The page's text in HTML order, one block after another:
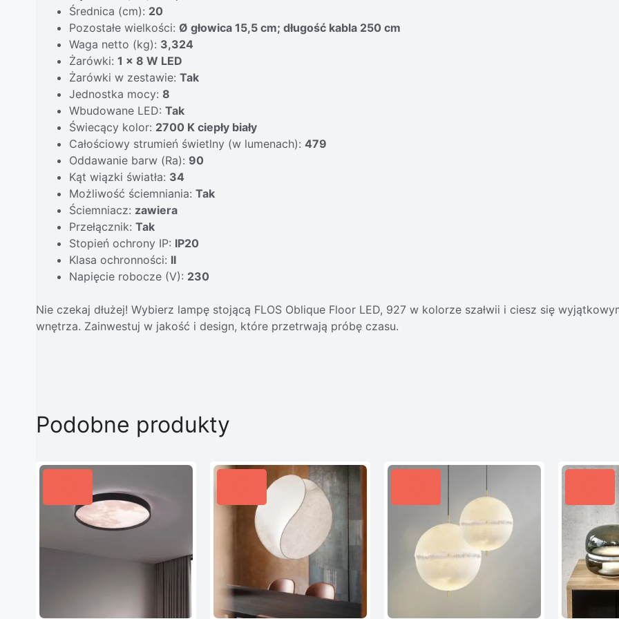
Średnica (cm): 20
Pozostałe wielkości: Ø głowica 15,5 cm; długość kabla 250 cm
Waga netto (kg): 3,324
Żarówki: 1 x 8 W LED
Żarówki w zestawie: Tak
Jednostka mocy: 8
Wbudowane LED: Tak
Świecący kolor: 2700 K ciepły biały
Całościowy strumień świetlny (w lumenach): 479
Oddawanie barw (Ra): 90
Kąt wiązki światła: 34
Możliwość ściemniania: Tak
Ściemniacz: zawiera
Przełącznik: Tak
Stopień ochrony IP: IP20
Klasa ochronności: II
Napięcie robocze (V): 230
Nie czekaj dłużej! Wybierz lampę stojącą FLOS Oblique Floor LED, 927 w kolorze szałwii i ciesz się
wnętrza. Zainwestuj w jakość i design, które przetrwają próbę czasu.
Podobne produkty